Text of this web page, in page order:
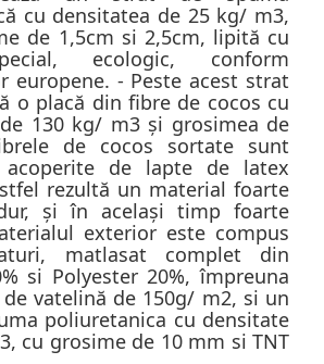
cu densitatea de 25 kg/ m3,
de 1,5cm si 2,5cm, lipită cu
ecologic, conform
europene. - Peste acest strat
o placă din fibre de cocos cu
130 kg/ m3 şi grosimea de
de cocos sortate sunt
de lapte de latex
rezultă un material foarte
și în același timp foarte
exterior este compus
matlasat complet din
si Polyester 20%, împreuna
vatelină de 150g/ m2, si un
poliuretanica cu densitate
cu grosime de 10 mm si TNT